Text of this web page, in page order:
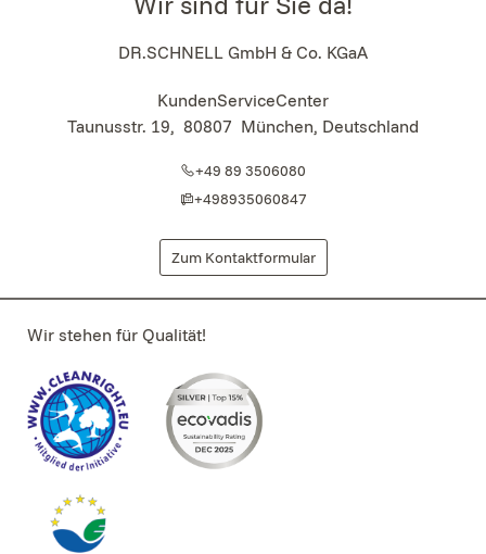
DR.SCHNELL GmbH & Co. KGaA
KundenServiceCenter
Taunusstr. 19, 80807 München, Deutschland
+49 89 3506080
+498935060847
Zum Kontaktformular
Wir stehen für Qualität!